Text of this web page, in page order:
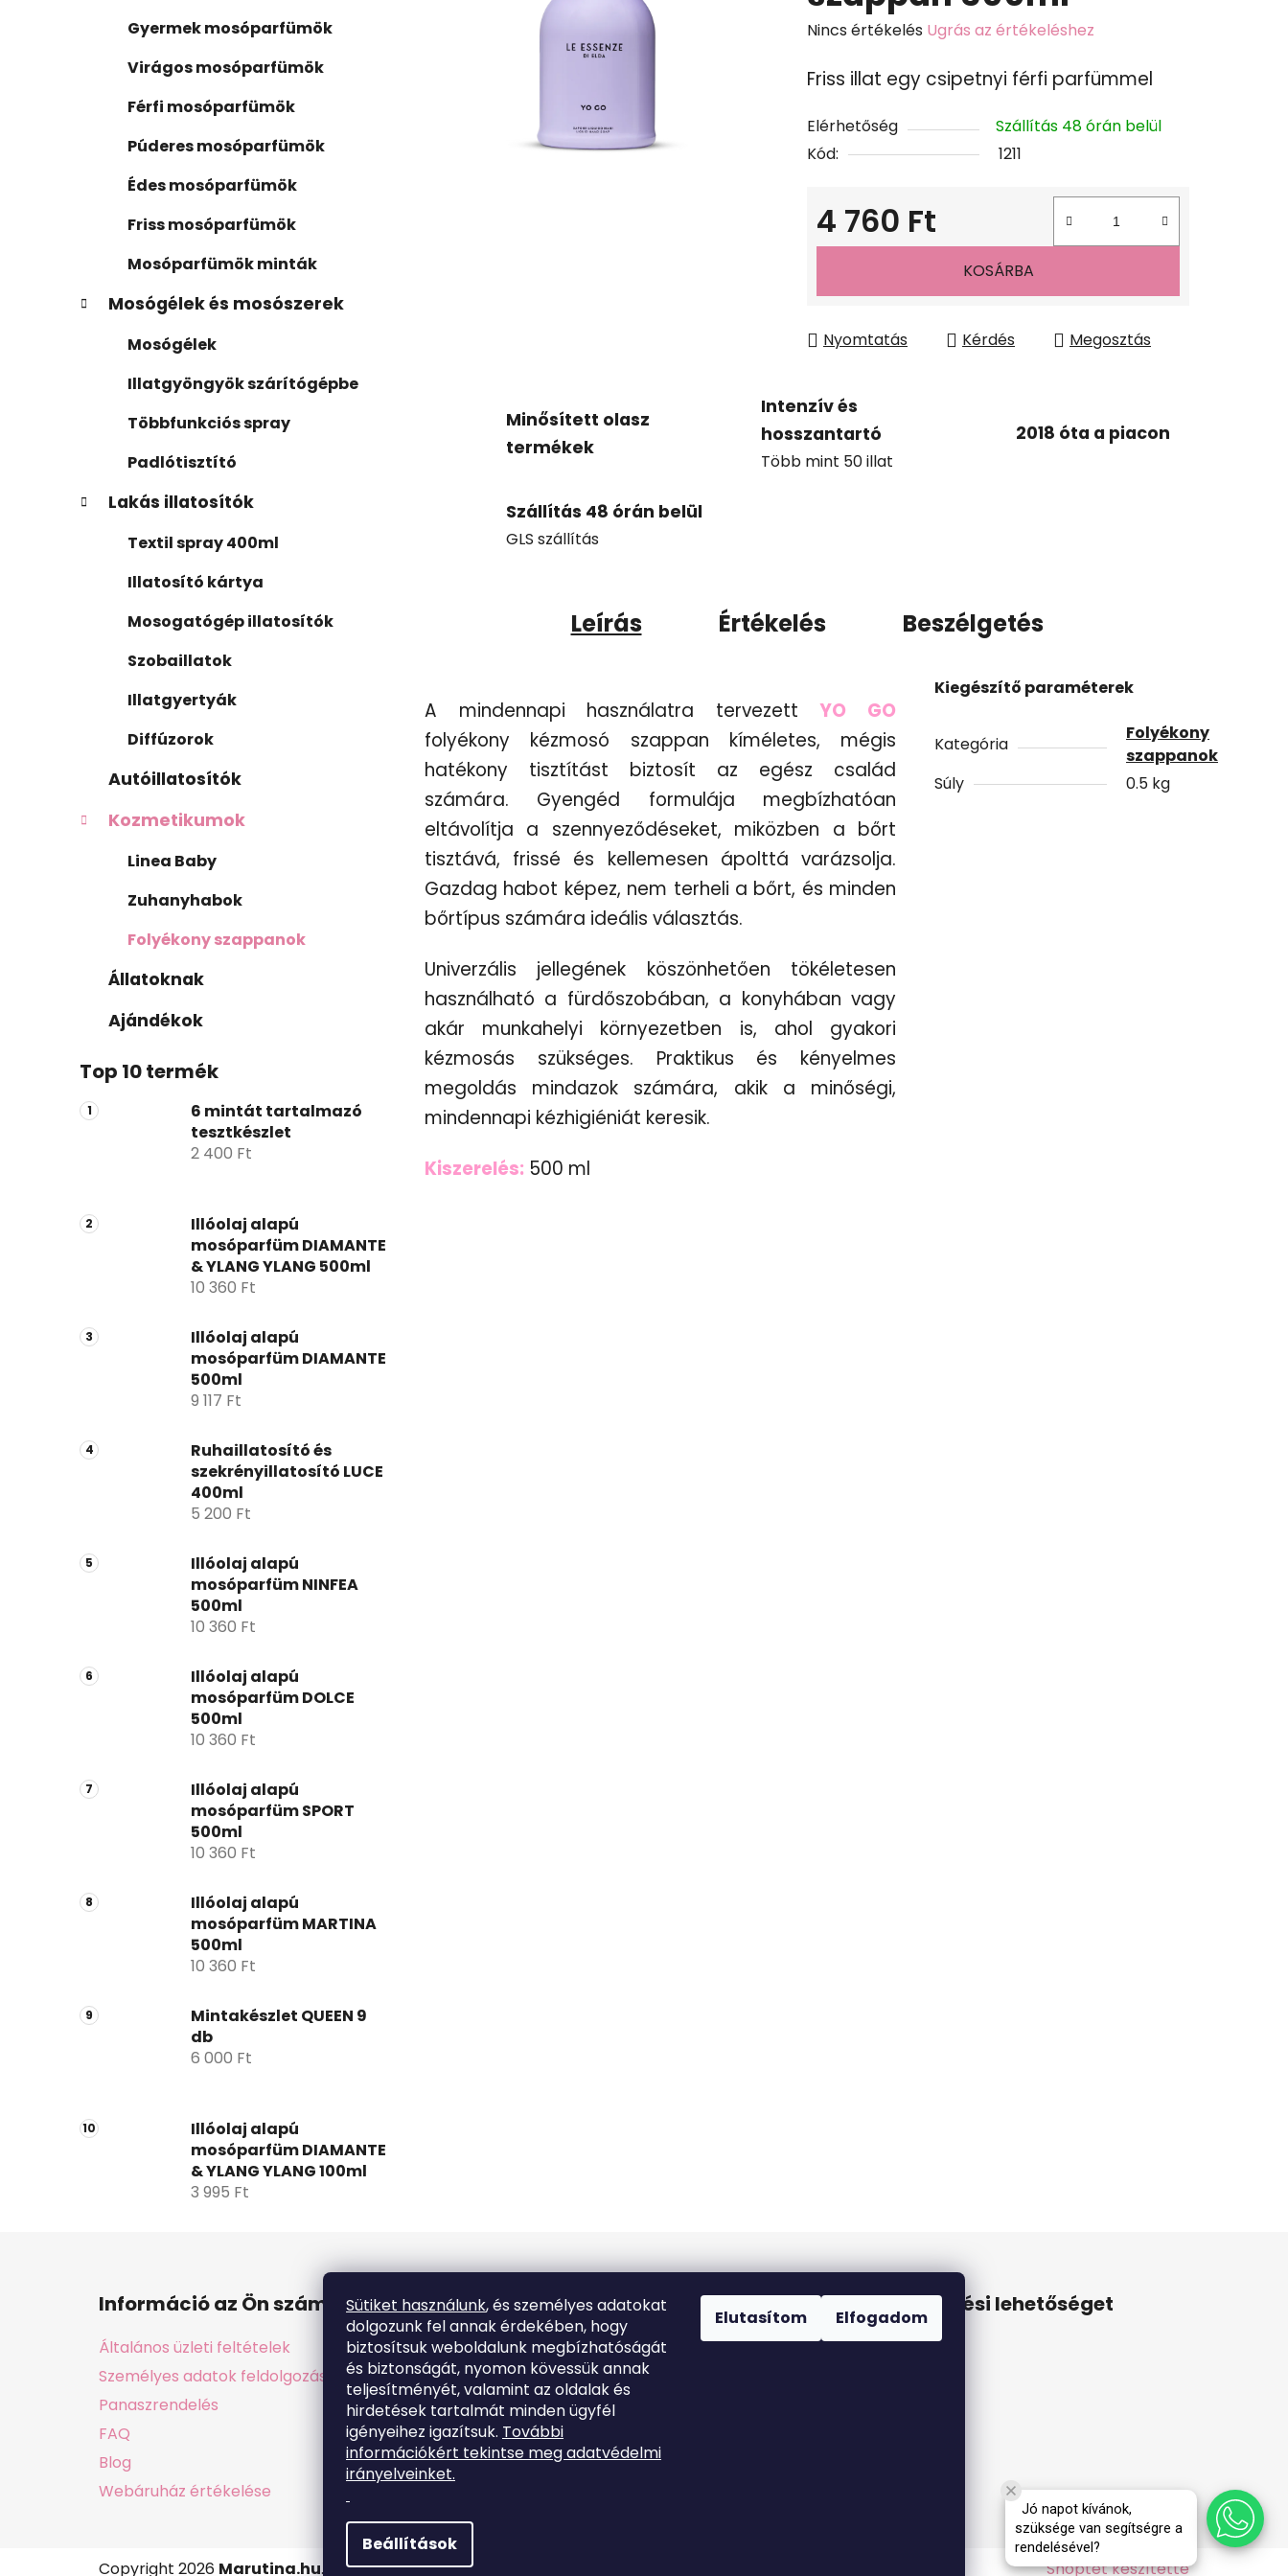
Sütiket használunk, és személyes adatokat
dolgozunk fel annak érdekében, hogy
biztosítsuk weboldalunk megbízhatóságát
és biztonságát, nyomon kövessük annak
teljesítményét, valamint az oldalak és
hirdetések tartalmát minden ügyfél
igényeihez igazítsuk. További
információkért tekintse meg adatvédelmi
irányelveinket.
Beállítások
Elutasítom Elfogadom
Gyermek mosóparfümök
Virágos mosóparfümök
Férfi mosóparfümök
Púderes mosóparfümök
Édes mosóparfümök
Friss mosóparfümök
Mosóparfümök minták
Mosógélek és mosószerek
Mosógélek
Illatgyöngyök szárítógépbe
Többfunkciós spray
Padlótisztító
Lakás illatosítók
Textil spray 400ml
Illatosító kártya
Mosogatógép illatosítók
Szobaillatok
Illatgyertyák
Diffúzorok
Autóillatosítók
Kozmetikumok
Linea Baby
Zuhanyhabok
Folyékony szappanok
Állatoknak
Ajándékok
Top 10 termék
6 mintát tartalmazó
tesztkészlet
2 400 Ft
Illóolaj alapú
mosóparfüm DIAMANTE
& YLANG YLANG 500ml
10 360 Ft
Illóolaj alapú
mosóparfüm DIAMANTE
500ml
9 117 Ft
Ruhaillatosító és
szekrényillatosító LUCE
400ml
5 200 Ft
Illóolaj alapú
mosóparfüm NINFEA
500ml
10 360 Ft
Illóolaj alapú
mosóparfüm DOLCE
500ml
10 360 Ft
Illóolaj alapú
mosóparfüm SPORT
500ml
10 360 Ft
Illóolaj alapú
mosóparfüm MARTINA
500ml
10 360 Ft
Mintakészlet QUEEN 9
db
6 000 Ft
Illóolaj alapú
mosóparfüm DIAMANTE
& YLANG YLANG 100ml
3 995 Ft
A
átlagos
5-
ből
csillag.
Nincs értékelés Ugrás az értékeléshez
Friss illat egy csipetnyi férfi parfümmel
Elérhetőség
Szállítás 48 órán belül
Kód:
1211
4 760 Ft
Egységár:
KOSÁRBA
Nyomtatás Kérdés Megosztás
Minősített olasz
termékek
Intenzív és
hosszantartó
Több mint 50 illat
2018 óta a piacon
Szállítás 48 órán belül
GLS szállítás
Leírás Értékelés Beszélgetés
A mindennapi használatra tervezettYO GO
folyékony kézmosó szappan kíméletes, mégis
hatékony tisztítást biztosít az egész család
számára. Gyengéd formulája megbízhatóan
eltávolítja a szennyeződéseket, miközben a bőrt
tisztává, frissé és kellemesen ápolttá varázsolja.
Gazdag habot képez, nem terheli a bőrt, és minden
bőrtípus számára ideális választás.
Univerzális jellegének köszönhetően tökéletesen
használható a fürdőszobában, a konyhában vagy
akár munkahelyi környezetben is, ahol gyakori
kézmosás szükséges. Praktikus és kényelmes
megoldás mindazok számára, akik a minőségi,
mindennapi kézhigiéniát keresik.
Kiszerelés: 500 ml
Kiegészítő paraméterek
Kategória
Folyékony
szappanok
Súly
0.5 kg
Információ az Ön számára
Általános üzleti feltételek
Személyes adatok feldolgozása GDPR
Panaszrendelés
FAQ
Blog
Webáruház értékelése
Kapcsolat
info@marutina.hu
+421911050251
Online fizetési lehetőséget
biztosítunk
Shoptet készítette
Copyright 2026 Marutina.hu. Minden jog fenntartva.
Jó napot kívánok,
szüksége van segítségre a
rendelésével?